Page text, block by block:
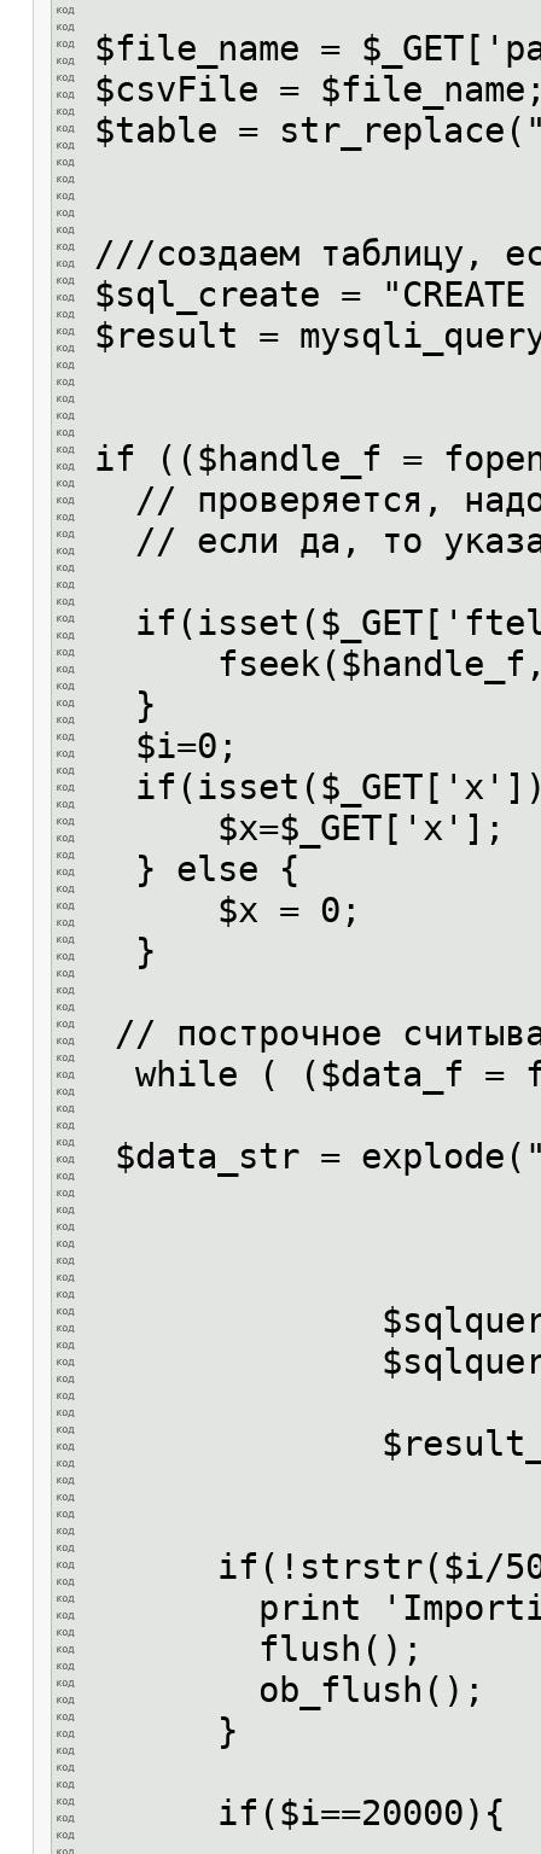
$file_name =
$csvFile =
$table =
///создаем таблицу,
$sql_create =
$result =
if (($handle_f =
// проверяется, надо
// если да, то
}
$i=0;
$x=$_GET['x'];
} else {
$x = 0;
}
// построчное
while ( ($data_f =
$data_str =
$sqlquery =
$sqlquery .=
$result_ins =
if(!strstr($i/
print 'Importing
flush();
ob_flush();
}
if($i==20000){